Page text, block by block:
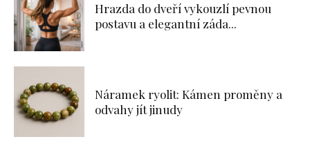
Hrazda do dveří vykouzlí pevnou
postavu a elegantní záda...
Náramek ryolit: Kámen proměny a
odvahy jít jinudy